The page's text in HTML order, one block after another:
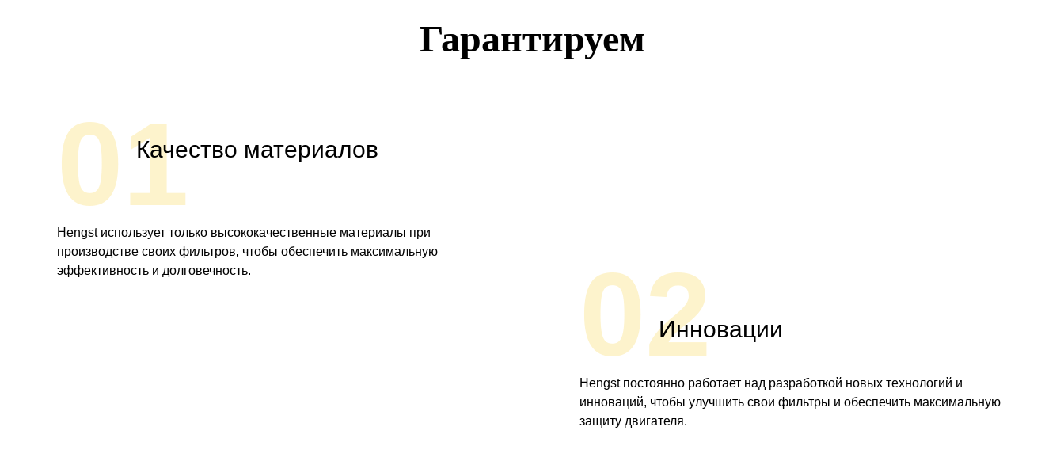
Гарантируем
01Качество материалов
Hengst использует только высококачественные материалы при
производстве своих фильтров, чтобы обеспечить максимальную
эффективность и долговечность.
02Инновации
Hengst постоянно работает над разработкой новых технологий и
инноваций, чтобы улучшить свои фильтры и обеспечить максимальную
защиту двигателя.